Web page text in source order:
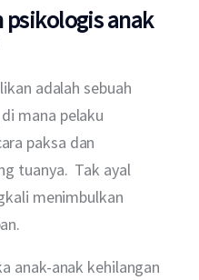
psikologis anak
adalah sebuah
mana pelaku
paksa dan
tuanya.  Tak ayal
menimbulkan
anak-anak kehilangan